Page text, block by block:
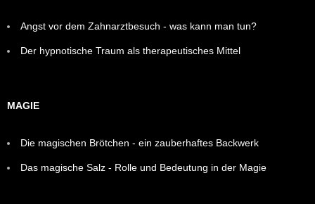
Angst vor dem Zahnarztbesuch - was kann man tun?
Der hypnotische Traum als therapeutisches Mittel
MAGIE
Die magischen Brötchen - ein zauberhaftes Backwerk
Das magische Salz - Rolle und Bedeutung in der Magie